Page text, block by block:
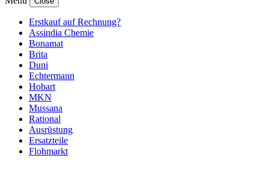
Erstkauf auf Rechnung?
Assindia Chemie
Bonamat
Brita
Duni
Echtermann
Hobart
MKN
Mussana
Rational
Ausrüstung
Ersatzteile
Flohmarkt